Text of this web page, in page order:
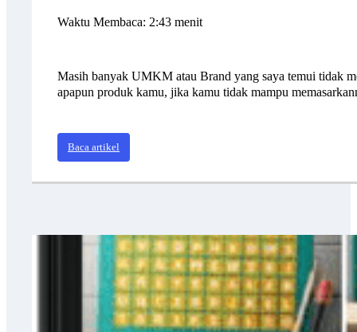
Waktu Membaca: 2:43 menit
Masih banyak UMKM atau Brand yang saya temui tidak
apapun produk kamu, jika kamu tidak mampu
Baca artikel